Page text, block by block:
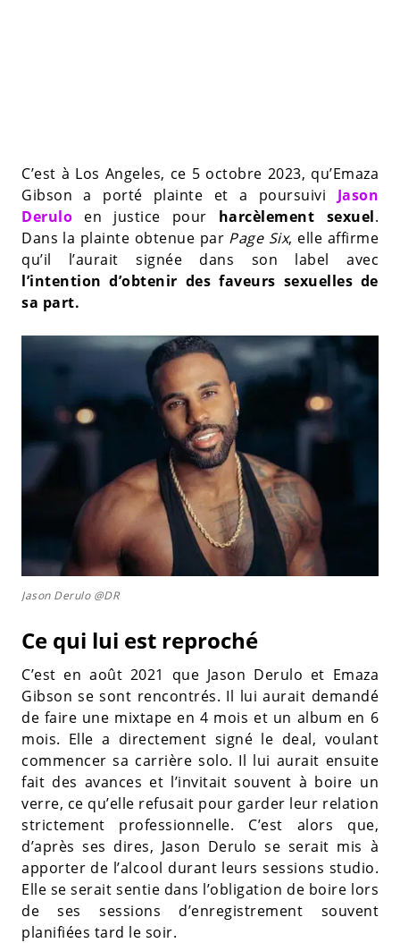
C’est à Los Angeles, ce 5 octobre 2023, qu’Emaza
Gibson a porté plainte et a poursuivi Jason
Derulo en justice pour harcèlement sexuel.
Dans la plainte obtenue par Page Six, elle affirme
qu’il l’aurait signée dans son label avec
l’intention d’obtenir des faveurs sexuelles de
sa part.
Jason Derulo @DR
Ce qui lui est reproché
C’est en août 2021 que Jason Derulo et Emaza
Gibson se sont rencontrés. Il lui aurait demandé
de faire une mixtape en 4 mois et un album en 6
mois. Elle a directement signé le deal, voulant
commencer sa carrière solo. Il lui aurait ensuite
fait des avances et l’invitait souvent à boire un
verre, ce qu’elle refusait pour garder leur relation
strictement professionnelle. C’est alors que,
d’après ses dires, Jason Derulo se serait mis à
apporter de l’alcool durant leurs sessions studio.
Elle se serait sentie dans l’obligation de boire lors
de ses sessions d’enregistrement souvent
planifiées tard le soir.